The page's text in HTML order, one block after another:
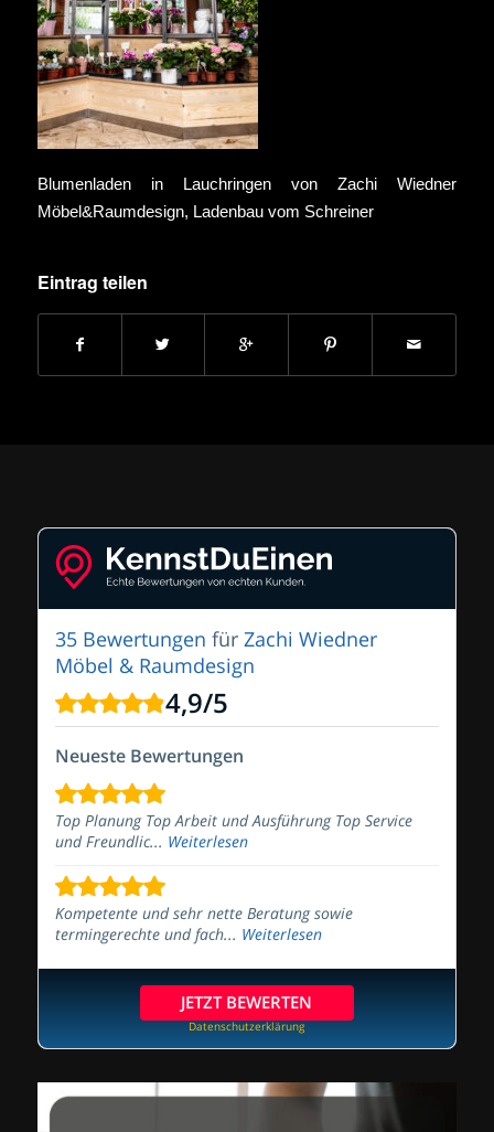
Blumenladen in Lauchringen von Zachi Wiedner
Möbel&Raumdesign, Ladenbau vom Schreiner
Eintrag teilen
35 Bewertungen für Zachi Wiedner
Möbel & Raumdesign
4,9/5
Neueste Bewertungen
Top Planung Top Arbeit und Ausführung Top Service
und Freundlic... Weiterlesen
Kompetente und sehr nette Beratung sowie
termingerechte und fach... Weiterlesen
JETZT BEWERTEN
Datenschutzerklärung